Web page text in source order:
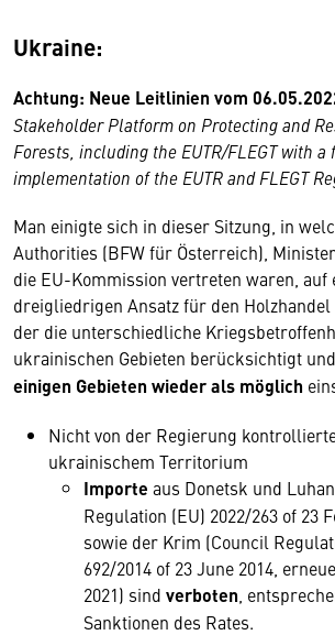
Ukraine:
Achtung: Neue Leitlinien vom
Stakeholder Platform on Protecting and
Forests, including the EUTR/FLEGT with a
implementation of the EUTR and FLEGT
Man einigte sich in dieser Sitzung, in
Authorities (BFW für Österreich),
die EU-Kommission vertreten waren, auf
dreigliedrigen Ansatz für den
der die unterschiedliche
ukrainischen Gebieten berücksichtigt
einigen Gebieten wieder als möglich
Nicht von der Regierung
ukrainischem Territorium
Importe aus Donetsk und
Regulation (EU) 2022/263 of 23
sowie der Krim (Council
692/2014 of 23 June 2014,
2021) sind verboten ,
Sanktionen des Rates.